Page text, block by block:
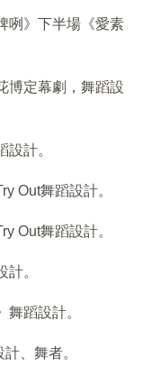
咧》下半場《愛素
定幕劇，舞蹈設
計。
Out舞蹈設計。
Out舞蹈設計。
。
蹈設計。
、舞者。